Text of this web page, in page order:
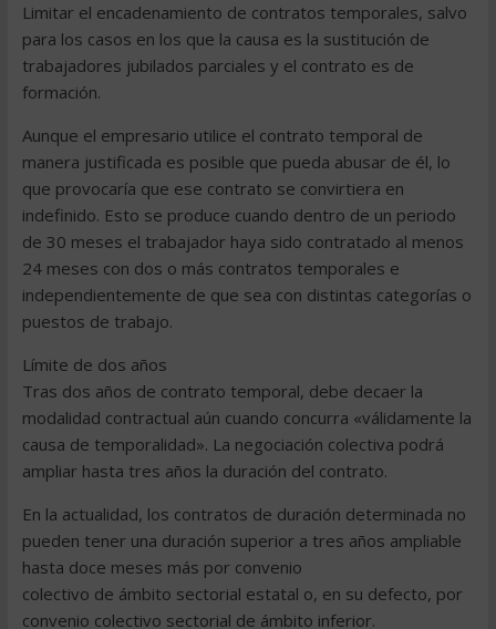
Limitar el encadenamiento de contratos temporales, salvo
para los casos en los que la causa es la sustitución de
trabajadores jubilados parciales y el contrato es de
formación.
Aunque el empresario utilice el contrato temporal de
manera justificada es posible que pueda abusar de él, lo
que provocaría que ese contrato se convirtiera en
indefinido. Esto se produce cuando dentro de un periodo
de 30 meses el trabajador haya sido contratado al menos
24 meses con dos o más contratos temporales e
independientemente de que sea con distintas categorías o
puestos de trabajo.
Límite de dos años
Tras dos años de contrato temporal, debe decaer la
modalidad contractual aún cuando concurra «válidamente la
causa de temporalidad». La negociación colectiva podrá
ampliar hasta tres años la duración del contrato.
En la actualidad, los contratos de duración determinada no
pueden tener una duración superior a tres años ampliable
hasta doce meses más por convenio
colectivo de ámbito sectorial estatal o, en su defecto, por
convenio colectivo sectorial de ámbito inferior.